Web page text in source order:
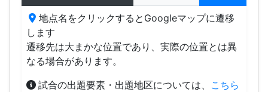
地点名をクリックするとGoogleマップに遷移
します
遷移先は大まかな位置であり、実際の位置とは異
なる場合があります。
試合の出題要素・出題地区については、 こちら